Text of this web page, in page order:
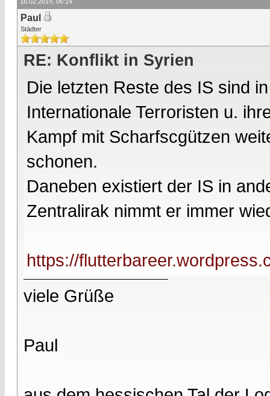
Paul
Städter
RE: Konflikt in Syrien
Die letzten Reste des IS sind
Internationale Terroristen u.
Kampf mit Scharfscgützen
schonen.
Daneben existiert der IS in
Zentralirak nimmt er immer
https://
viele Grüße
Paul